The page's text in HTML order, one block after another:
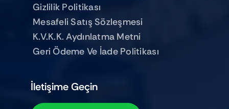
İletişime Geçin
Gizlilik Politikası
Mesafeli Satış Sözleşmesi
K.V.K.K. Aydınlatma Metni
Geri Ödeme Ve İade Politikası